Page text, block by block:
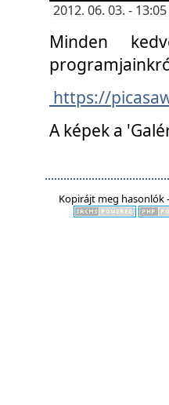
2012. 06. 03. -
Minden
https://
A képek a
Kopirájt meg hasonlók